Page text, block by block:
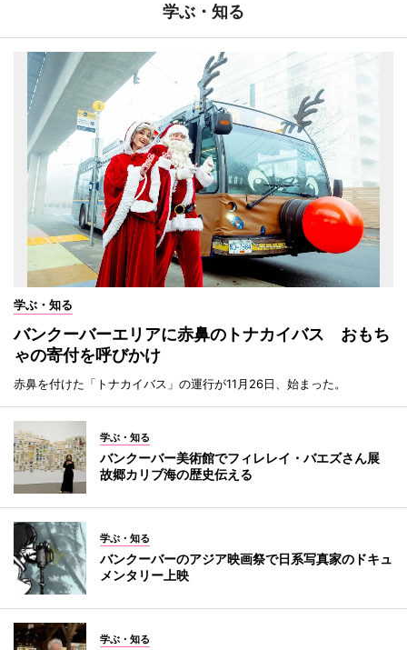
学ぶ・知る
学ぶ・知る
バンクーバーエリアに赤鼻のトナカイバス おもち
ゃの寄付を呼びかけ
赤鼻を付けた「トナカイバス」の運行が11月26日、始まった。
学ぶ・知る
バンクーバー美術館でフィレレイ・バエズさん展
故郷カリブ海の歴史伝える
学ぶ・知る
バンクーバーのアジア映画祭で日系写真家のドキュ
メンタリー上映
学ぶ・知る